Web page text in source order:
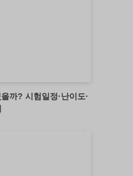
까? 시험일정·난이도·